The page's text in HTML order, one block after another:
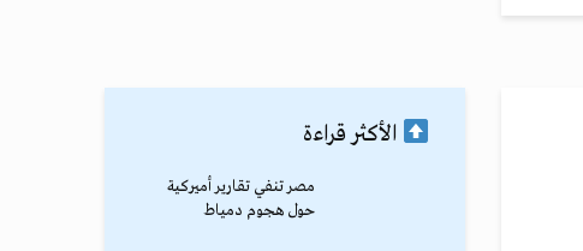
الأكثر قراءة
مصر تنفي تقارير أميركية
حول هجوم دمياط